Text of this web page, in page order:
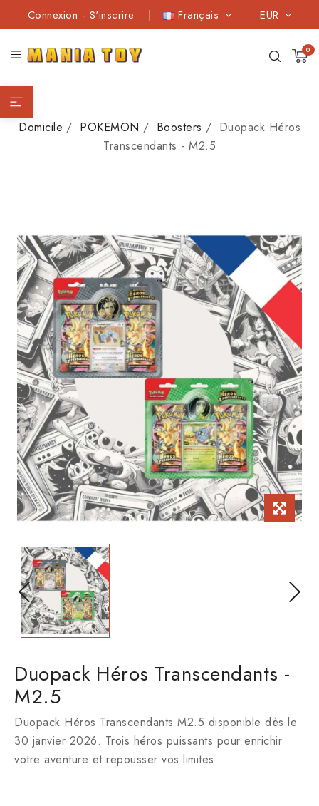
EUR
Français
Connexion - S'inscrire
0
Domicile POKEMON Boosters
Duopack Héros
Transcendants - M2.5
Duopack Héros Transcendants -
M2.5
Duopack Héros Transcendants M2.5 disponible dès le
30 janvier 2026. Trois héros puissants pour enrichir
votre aventure et repousser vos limites.